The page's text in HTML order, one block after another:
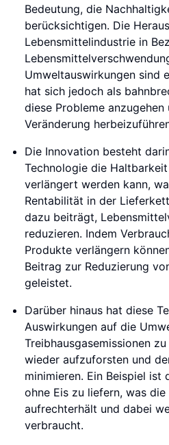
Bedeutung, die
berücksichtigen. Die
Lebensmittelindustrie in
Umweltauswirkungen sind
hat sich jedoch als
diese Probleme
Veränderung
Die Innovation besteht
Technologie die
verlängert werden kann,
Rentabilität in der
dazu beiträgt,
reduzieren. Indem
Produkte verlängern
Beitrag zur Reduzierung
geleistet.
Darüber hinaus hat diese
Auswirkungen auf die
Treibhausgasemissionen
wieder aufzuforsten und
minimieren. Ein Beispiel
ohne Eis zu liefern, was
aufrechterhält und dabei
verbraucht.